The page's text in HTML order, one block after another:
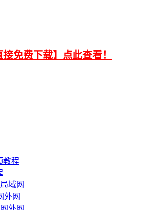
免费下载】点此查看！
教程
域网
外网
外网